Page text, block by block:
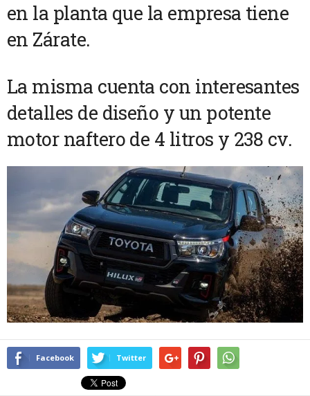
en la planta que la empresa tiene
en Zárate.
La misma cuenta con interesantes
detalles de diseño y un potente
motor naftero de 4 litros y 238 cv.
Facebook Twitter